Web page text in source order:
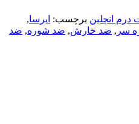
درم انجلین برچسب: ایرسا,
سر , ضد خارش, ضد شوره, ضد